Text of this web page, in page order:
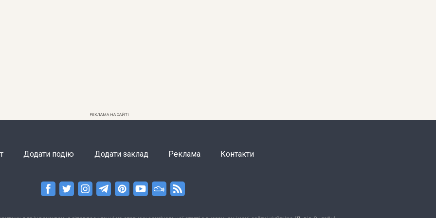
РЕКЛАМА НА САЙТІ
Додати подію Додати заклад Реклама Контакти